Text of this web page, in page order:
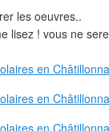
les oeuvres..
lisez ! vous ne